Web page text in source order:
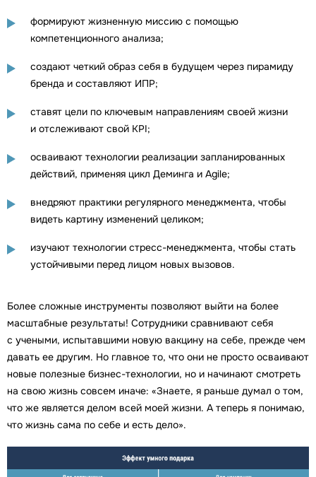
формируют жизненную миссию с помощью
компетенционного анализа;
создают четкий образ себя в будущем через пирамиду
бренда и составляют ИПР;
ставят цели по ключевым направлениям своей жизни
и отслеживают свой KPI;
осваивают технологии реализации запланированных
действий, применяя цикл Деминга и Agile;
внедряют практики регулярного менеджмента, чтобы
видеть картину изменений целиком;
изучают технологии стресс-менеджмента, чтобы стать
устойчивыми перед лицом новых вызовов.
Более сложные инструменты позволяют выйти на более
масштабные результаты! Сотрудники сравнивают себя
с учеными, испытавшими новую вакцину на себе, прежде чем
давать ее другим. Но главное то, что они не просто осваивают
новые полезные бизнес-технологии, но и начинают смотреть
на свою жизнь совсем иначе: «Знаете, я раньше думал о том,
что же является делом всей моей жизни. А теперь я понимаю,
что жизнь сама по себе и есть дело».